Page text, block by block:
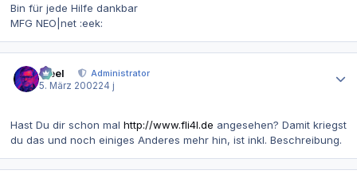
Bin für jede Hilfe dankbar
MFG NEO|net :eek:
steel
Administrator
5. März 200224 j
Hast Du dir schon mal http://www.fli4l.de angesehen? Damit kriegst
du das und noch einiges Anderes mehr hin, ist inkl. Beschreibung.